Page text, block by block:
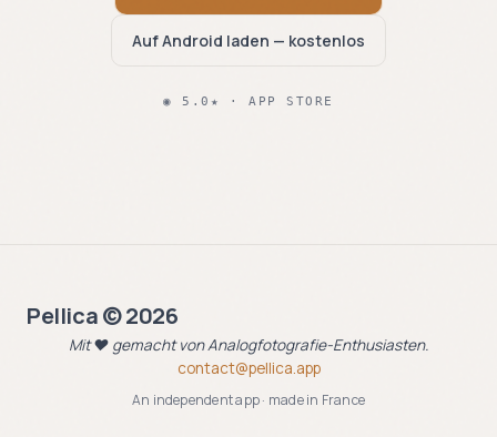
Auf Android laden — kostenlos
◉ 5.0★ · APP STORE
Pellica © 2026
Mit ❤️ gemacht von Analogfotografie-Enthusiasten.
contact@pellica.app
An independent app · made in France